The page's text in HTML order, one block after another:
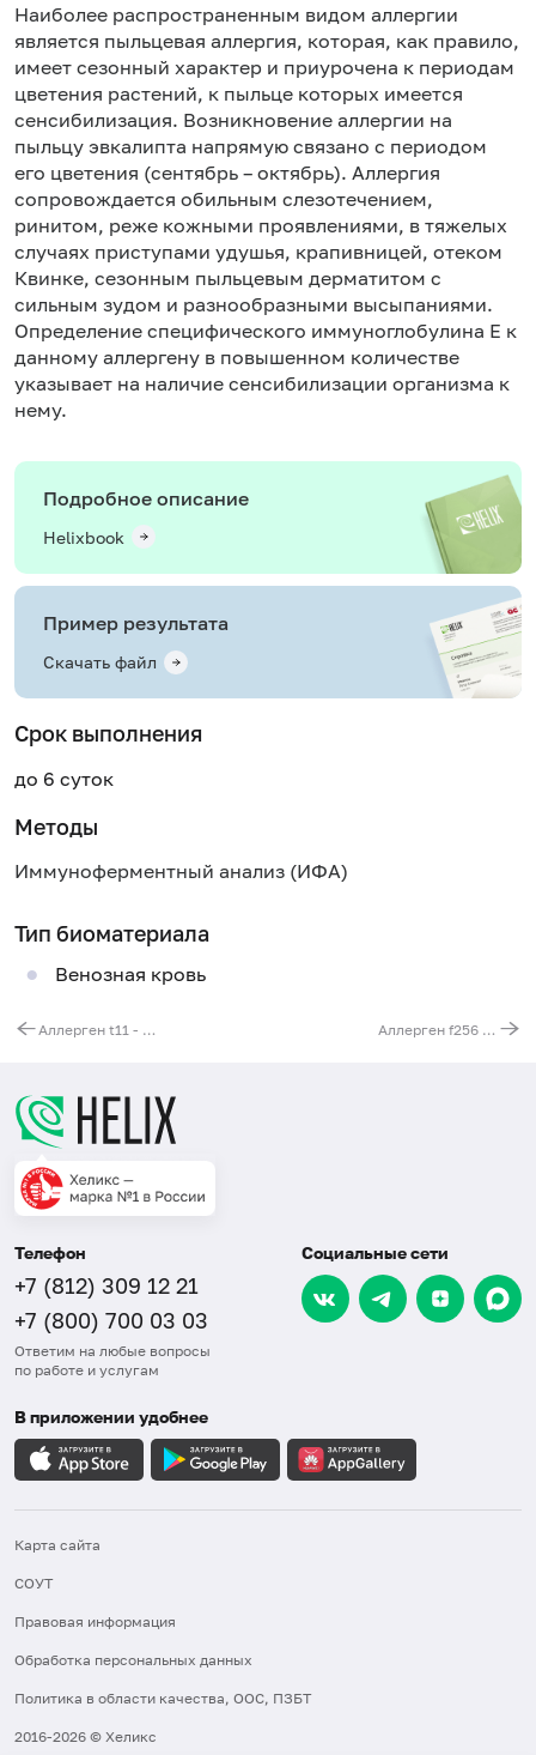
Наиболее распространенным видом аллергии
является пыльцевая аллергия, которая, как правило,
имеет сезонный характер и приурочена к периодам
цветения растений, к пыльце которых имеется
сенсибилизация. Возникновение аллергии на
пыльцу эвкалипта напрямую связано с периодом
его цветения (сентябрь – октябрь). Аллергия
сопровождается обильным слезотечением,
ринитом, реже кожными проявлениями, в тяжелых
случаях приступами удушья, крапивницей, отеком
Квинке, сезонным пыльцевым дерматитом с
сильным зудом и разнообразными высыпаниями.
Определение специфического иммуноглобулина Е к
данному аллергену в повышенном количестве
указывает на наличие сенсибилизации организма к
нему.
Подробное описание
Helixbook
Пример результата
Скачать файл
Срок выполнения
до 6 суток
Методы
Иммуноферментный анализ (ИФА)
Тип биоматериала
Венозная кровь
Аллерген t11 - платан, IgE Аллерген f256 - орех грецкий, IgE
Телефон
+7 (812) 309 12 21
+7 (800) 700 03 03
Ответим на любые вопросы
по работе и услугам
Социальные сети
В приложении удобнее
Карта сайта
СОУТ
Правовая информация
Обработка персональных данных
Политика в области качества, ООС, ПЗБТ
2016-2026 © Хеликс